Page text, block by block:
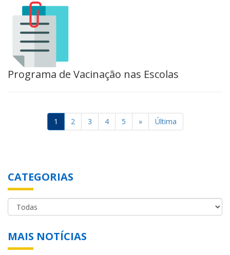
Programa de Vacinação nas Escolas
1 2 3 4 5 » Última
CATEGORIAS
MAIS NOTÍCIAS